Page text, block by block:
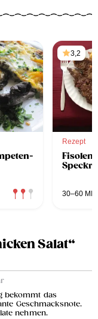
3,2
Rezept
Fisolen-
30–60 MIN
Salat“
bekommt das
Geschmacksnote.
nehmen.